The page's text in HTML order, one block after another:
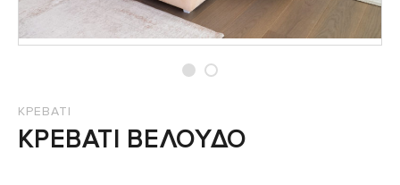
ΚΡΕΒΑΤΙ
ΚΡΕΒΑΤΙ ΒΕΛΟΥΔΟ